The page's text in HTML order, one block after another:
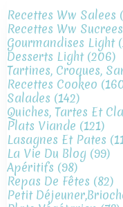
Recettes Ww Salees
Recettes Ww Sucrees
Gourmandises Light
Desserts Light(206)
Tartines, Croques,
Recettes Cookeo
Salades (142)
Quiches, Tartes Et
Plats Viande (121)
Lasagnes Et Pates
La Vie Du Blog (99)
Apéritifs (98)
Repas De Fêtes (82)
Petit